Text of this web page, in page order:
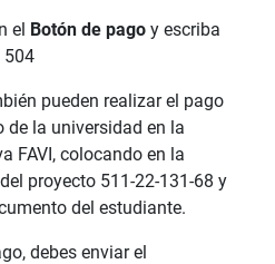
el Botón de pago y escriba
504
pueden realizar el pago
de la universidad en la
FAVI, colocando en la
proyecto 511-22-131-68 y
del estudiante.
debes enviar el